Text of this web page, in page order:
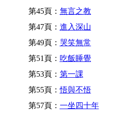
第45頁： 無言之教
第47頁： 進入深山
第49頁： 哭笑無常
第51頁： 吃飯睡覺
第53頁： 第一課
第55頁：悟與不悟
第57頁： 一坐四十年